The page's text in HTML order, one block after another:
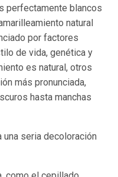
perfectamente blancos
natural
por factores
de vida, genética y
es natural, otros
más pronunciada,
hasta manchas
seria decoloración